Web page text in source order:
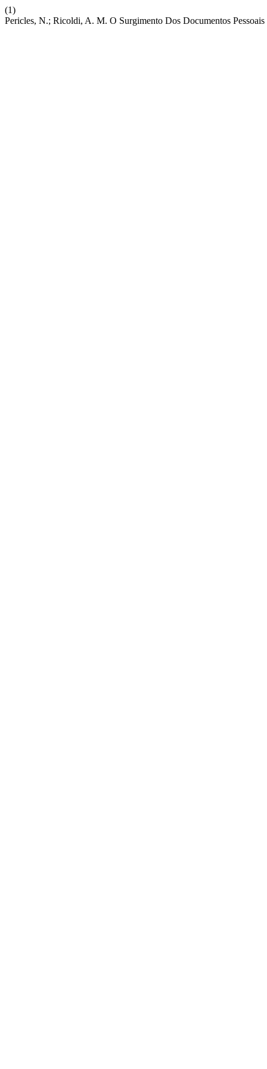
(1)
Pericles, N.; Ricoldi, A. M. O Surgimento Dos Documentos